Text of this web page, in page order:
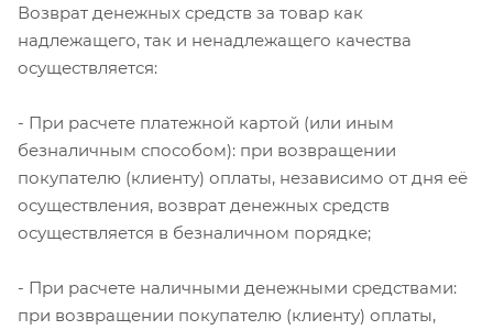
Возврат денежных средств за товар как
надлежащего, так и ненадлежащего качества
осуществляется:
- При расчете платежной картой (или иным
безналичным способом): при возвращении
покупателю (клиенту) оплаты, независимо от дня её
осуществления, возврат денежных средств
осуществляется в безналичном порядке;
- При расчете наличными денежными средствами:
при возвращении покупателю (клиенту) оплаты,